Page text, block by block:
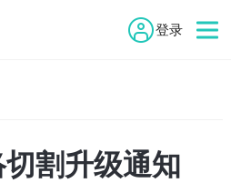
登录
割升级通知